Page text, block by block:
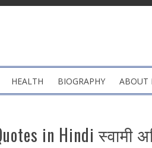
HEALTH BIOGRAPHY ABOUT
in Hindi स्वामी